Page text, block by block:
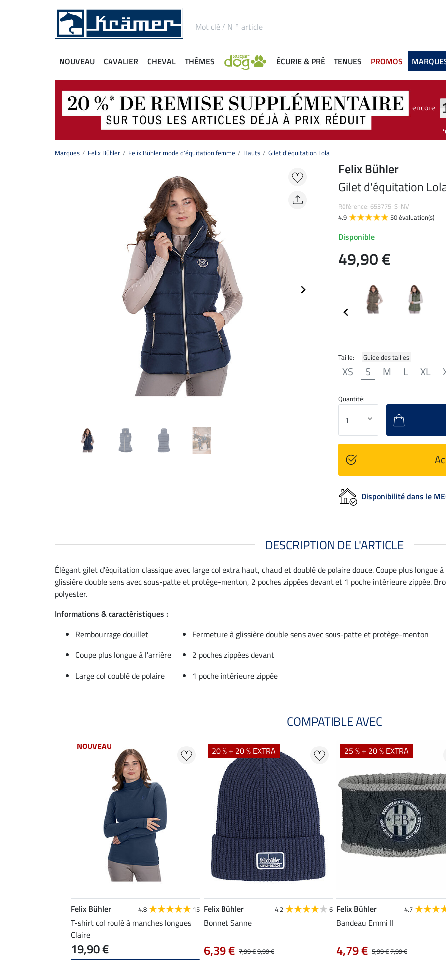
NOUVEAU CAVALIER CHEVAL THÈMES ÉCURIE & PRÉ TENUES PROMOS
encore
Marques Felix Bühler Felix Bühler mode d'équitation femme Hauts Gilet d'équitation Lola
Taille: | Guide des tailles
XS S M L XL
Felix Bühler
Gilet d'équitation
Référence: 653775-S-NV
4.9
50 évaluation(s)
Disponible
49,90 €
Quantité:
Disponibilité dans le
DESCRIPTION DE L'ARTICLE
Élégant gilet d'équitation classique avec large col extra haut, chaud et doublé de polaire douce. Coupe plus longue
glissière double sens avec sous-patte et protège-menton, 2 poches zippées devant et 1 poche intérieure zippée.
polyester.
Informations & caractéristiques :
Rembourrage douillet
Fermeture à glissière double sens avec sous-patte et protège-menton
Coupe plus longue à l'arrière
2 poches zippées devant
Large col doublé de polaire
1 poche intérieure zippée
COMPATIBLE AVEC
NOUVEAU
Felix Bühler 4.8 15
T-shirt col roulé à manches longues
Claire
19,90 €
20 % + 20 % EXTRA
Felix Bühler 4.2 6
Bonnet Sanne
7,99 €9,99 €
6,39 €
25 % + 20 % EXTRA
Felix Bühler 4.7
Bandeau Emmi II
5,99 €7,99 €
4,79 €